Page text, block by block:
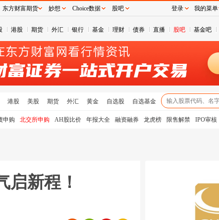
港股 期货 外汇 银行 基金 理财 债券 直播 股吧 基金吧
港股 美股 期货 外汇 黄金 自选股 自选基金
申购 北交所申购 AH股比价 年报大全 融资融券 龙虎榜 限售解禁 IPO审核
启新程！
东方财富期货 妙想 Choice数据 股吧 登录 我的菜单